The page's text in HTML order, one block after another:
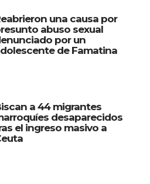
una causa por
abuso sexual
por un
de Famatina
a 44 migrantes
desaparecidos
el ingreso masivo a